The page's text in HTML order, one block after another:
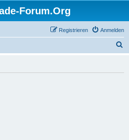
Forum.Org
Anmelden
Registrieren